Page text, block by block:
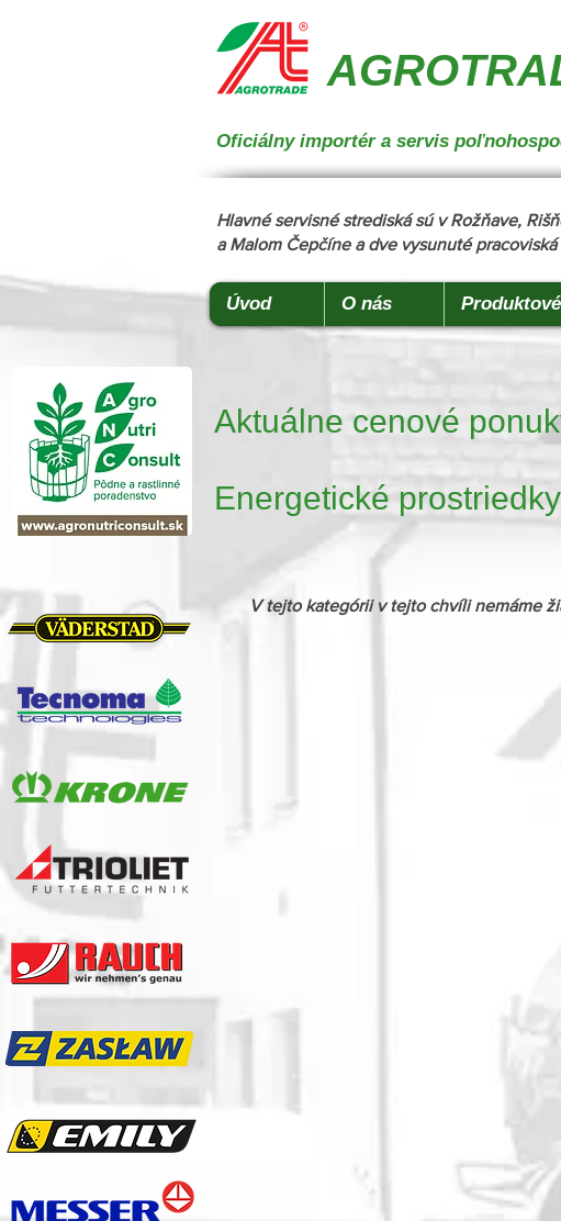
Oficiálny importér a servis
Hlavné servisné strediská sú v Rožňave,
a Malom Čepčíne a dve vysunuté
Úvod O nás
Aktuálne cenové
Energetické
V tejto kategórii v tejto chvíli nemáme